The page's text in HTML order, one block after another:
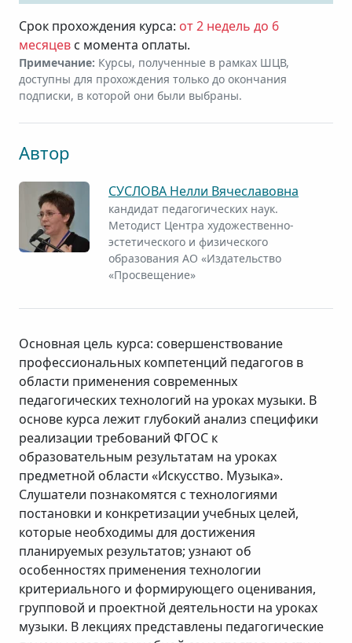
Срок прохождения курса: от 2 недель до 6
месяцев с момента оплаты.
Примечание: Курсы, полученные в рамках ШЦВ,
доступны для прохождения только до окончания
подписки, в которой они были выбраны.
Автор
СУСЛОВА Нелли Вячеславовна
кандидат педагогических наук.
Методист Центра художественно-
эстетического и физического
образования АО «Издательство
«Просвещение»
Основная цель курса: совершенствование
профессиональных компетенций педагогов в
области применения современных
педагогических технологий на уроках музыки. В
основе курса лежит глубокий анализ специфики
реализации требований ФГОС к
образовательным результатам на уроках
предметной области «Искусство. Музыка».
Слушатели познакомятся с технологиями
постановки и конкретизации учебных целей,
которые необходимы для достижения
планируемых результатов; узнают об
особенностях применения технологии
критериального и формирующего оценивания,
групповой и проектной деятельности на уроках
музыки. В лекциях представлены педагогические